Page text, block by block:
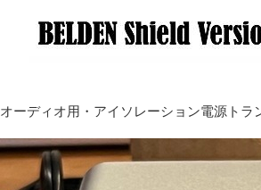
オーディオ用・アイソレーション電源トラ